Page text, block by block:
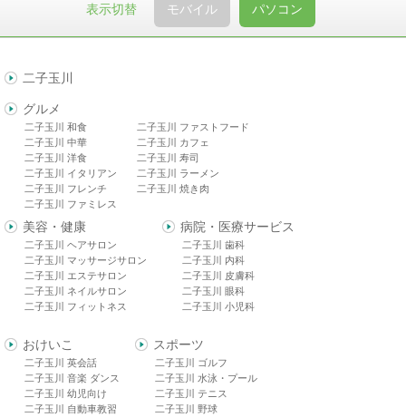
表示切替 モバイル パソコン
二子玉川
グルメ
二子玉川 和食
二子玉川 中華
二子玉川 洋食
二子玉川 イタリアン
二子玉川 フレンチ
二子玉川 ファミレス
二子玉川 ファストフード
二子玉川 カフェ
二子玉川 寿司
二子玉川 ラーメン
二子玉川 焼き肉
美容・健康
二子玉川 ヘアサロン
二子玉川 マッサージサロン
二子玉川 エステサロン
二子玉川 ネイルサロン
二子玉川 フィットネス
病院・医療サービス
二子玉川 歯科
二子玉川 内科
二子玉川 皮膚科
二子玉川 眼科
二子玉川 小児科
おけいこ
二子玉川 英会話
二子玉川 音楽 ダンス
二子玉川 幼児向け
二子玉川 自動車教習
スポーツ
二子玉川 ゴルフ
二子玉川 水泳・プール
二子玉川 テニス
二子玉川 野球